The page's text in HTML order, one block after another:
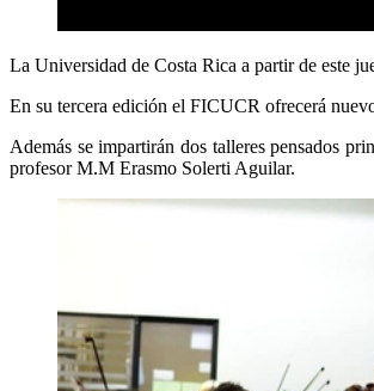
La Universidad de Costa Rica a partir de este
En su tercera edición el FICUCR ofrecerá
Además se impartirán dos talleres pensados
profesor M.M Erasmo Solerti Aguilar.